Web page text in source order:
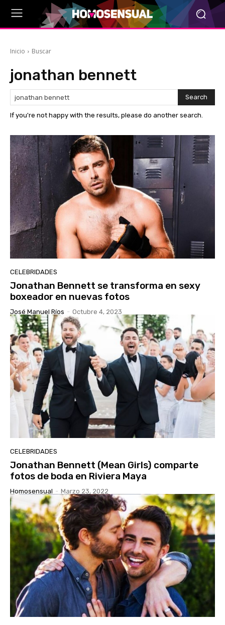
Inicio Buscar
jonathan bennett
Search
If you're not happy with the results, please do another search.
CELEBRIDADES
Jonathan Bennett se transforma en sexy
boxeador en nuevas fotos
José Manuel Ríos - Octubre 4, 2023
CELEBRIDADES
Jonathan Bennett (Mean Girls) comparte
fotos de boda en Riviera Maya
Homosensual - Marzo 23, 2022